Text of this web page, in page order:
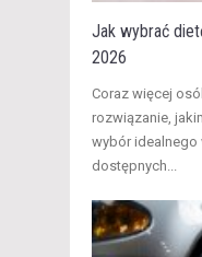
Jak wybrać
2026
​Coraz więcej
rozwiązanie,
wybór idealnego
dostępnych...